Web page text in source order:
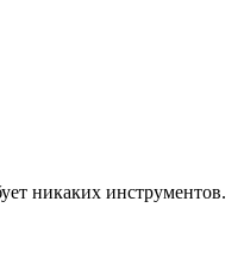
никаких инструментов.